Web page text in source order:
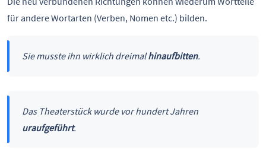
für andere Wortarten (Verben, Nomen etc.) bilden.
Sie musste ihn wirklich dreimalhinaufbitten.
Das Theaterstück wurde vor hundert Jahren
uraufgeführt.